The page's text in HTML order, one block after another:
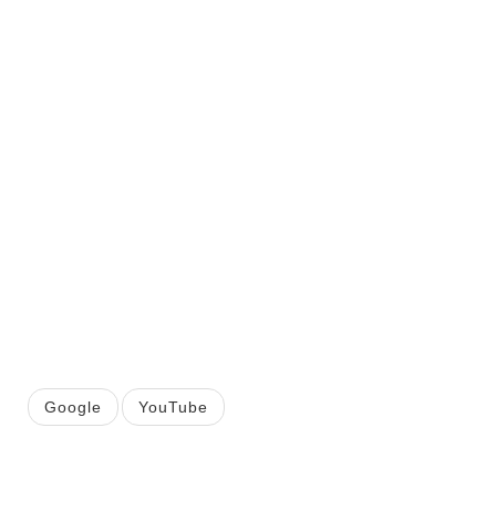
Google YouTube